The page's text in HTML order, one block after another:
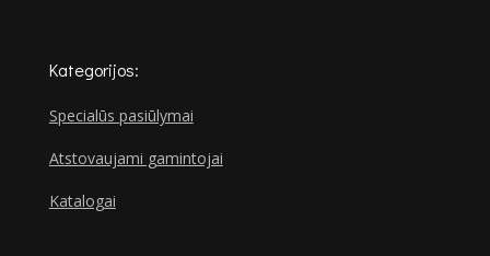
Kategorijos:
Specialūs pasiūlymai
Atstovaujami gamintojai
Katalogai